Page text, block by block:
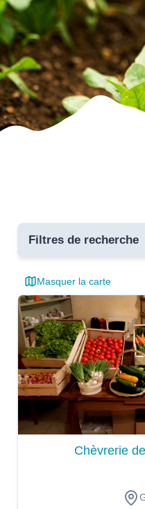
Filtres de recherche
Toutes les communes
critères
Masquer la carte
Chèvrerie